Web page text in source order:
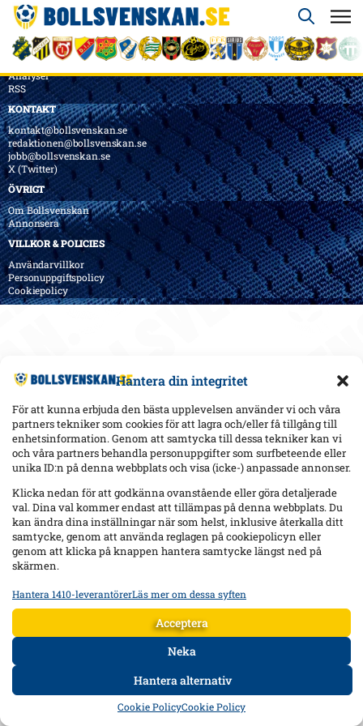
Hantera din integritet
För att kunna erbjuda den bästa upplevelsen använder vi och våra
partners tekniker som cookies för att lagra och/eller få tillgång till
enhetsinformation. Genom att samtycka till dessa tekniker kan vi
och våra partners behandla personuppgifter som surfbeteende eller
unika ID:n på denna webbplats och visa (icke-) anpassade annonser.
Klicka nedan för att godkänna ovanstående eller göra detaljerade
val. Dina val kommer endast att tillämpas på denna webbplats. Du
kan ändra dina inställningar när som helst, inklusive återkalla ditt
samtycke, genom att använda reglagen på cookiepolicyn eller
genom att klicka på knappen hantera samtycke längst ned på
skärmen.
Statistik
Lagra och/eller få åtkomst till information på en enhet, Mäta
reklamprestanda, Mäta innehållsprestanda, Förstå målgrupper
genom statistik eller kombinationer av data från olika källor.
Lagra och/eller få åtkomst till information på en enhet,
Hantera 1410-leverantörerLäs mer om dessa syften
Acceptera
Neka
Hantera alternativ
Cookie PolicyCookie Policy
ÖVERSIKT
Nyheter & Reportage
Spelarbetyg
Analyser
RSS
KONTAKT
kontakt@bollsvenskan.se
redaktionen@bollsvenskan.se
jobb@bollsvenskan.se
X (Twitter)
ÖVRIGT
Om Bollsvenskan
Annonsera
VILLKOR & POLICIES
Användarvillkor
Personuppgiftspolicy
Cookiepolicy
DATA FORUM